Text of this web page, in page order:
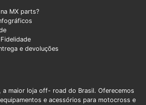
MX parts?
Fidelidade
e devoluções
a maior loja off- road do Brasil. Oferecemos
e acessórios para motocross e